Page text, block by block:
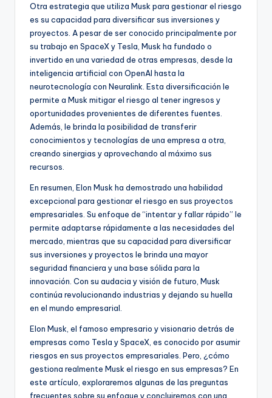
Otra estrategia que utiliza Musk para gestionar el riesgo
es su capacidad para diversificar sus inversiones y
proyectos. A pesar de ser conocido principalmente por
su trabajo en SpaceX y Tesla, Musk ha fundado o
invertido en una variedad de otras empresas, desde la
inteligencia artificial con OpenAI hasta la
neurotecnología con Neuralink. Esta diversificación le
permite a Musk mitigar el riesgo al tener ingresos y
oportunidades provenientes de diferentes fuentes.
Además, le brinda la posibilidad de transferir
conocimientos y tecnologías de una empresa a otra,
creando sinergias y aprovechando al máximo sus
recursos.
En resumen, Elon Musk ha demostrado una habilidad
excepcional para gestionar el riesgo en sus proyectos
empresariales. Su enfoque de “intentar y fallar rápido” le
permite adaptarse rápidamente a las necesidades del
mercado, mientras que su capacidad para diversificar
sus inversiones y proyectos le brinda una mayor
seguridad financiera y una base sólida para la
innovación. Con su audacia y visión de futuro, Musk
continúa revolucionando industrias y dejando su huella
en el mundo empresarial.
Elon Musk, el famoso empresario y visionario detrás de
empresas como Tesla y SpaceX, es conocido por asumir
riesgos en sus proyectos empresariales. Pero, ¿cómo
gestiona realmente Musk el riesgo en sus empresas? En
este artículo, exploraremos algunas de las preguntas
frecuentes sobre su enfoque y concluiremos con una